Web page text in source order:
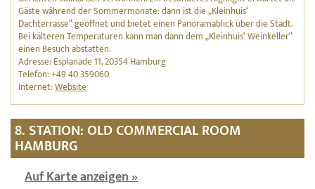
Gäste während der Sommermonate: dann ist die „Kleinhuis‘
Dachterrasse“ geöffnet und bietet einen Panoramablick über die Stadt.
Bei kälteren Temperaturen kann man dann dem „Kleinhuis‘ Weinkeller“
einen Besuch abstatten.
Adresse: Esplanade 11, 20354 Hamburg
Telefon: +49 40 359060
Internet:Website
8. STATION: OLD COMMERCIAL ROOM
HAMBURG
Auf Karte anzeigen »